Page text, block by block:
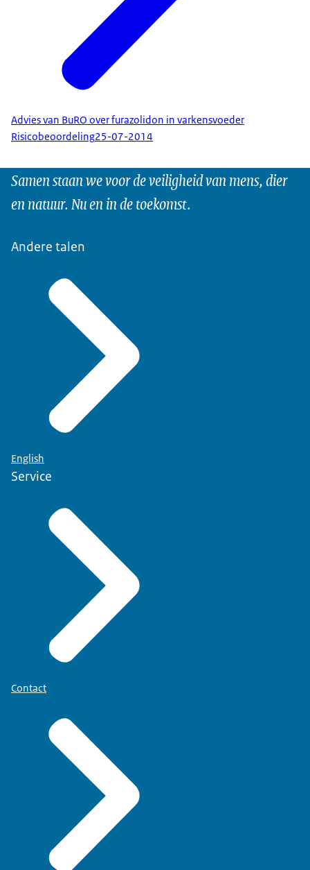
Advies van BuRO over furazolidon in varkensvoeder
Risicobeoordeling25-07-2014
Samen staan we voor de veiligheid van mens, dier
en natuur. Nu en in de toekomst.
Andere talen
English
Service
Contact